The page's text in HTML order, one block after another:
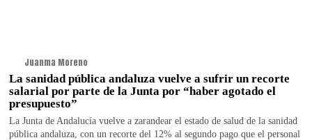
Juanma Moreno
La sanidad pública andaluza vuelve a sufrir un recorte
salarial por parte de la Junta por “haber agotado el
presupuesto”
La Junta de Andalucía vuelve a zarandear el estado de salud de la sanidad
pública andaluza, con un recorte del 12% al segundo pago que el personal